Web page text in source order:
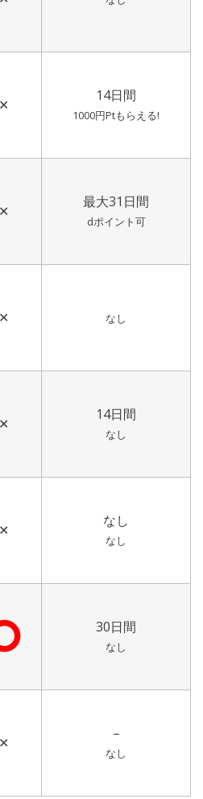
✕
14日間
1000円Ptもらえる!
✕
最大31日間
dポイント可
✕ なし
✕
14日間
なし
✕
なし
なし
30日間
なし
✕
–
なし